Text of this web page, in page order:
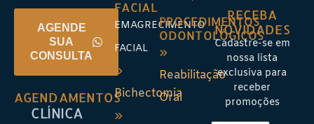
AGENDE
SUA
CONSULTA
AGENDAMENTOS
CLÍNICA
FACIAL
EMAGRECIMENTO
FACIAL
Bichectomia
PROCEDIMENTOS
ODONTOLÓGICOS
Reabilitação
Oral
RECEBA
NOVIDADES
Cadastre-se em
nossa lista
exclusiva para
receber
promoções